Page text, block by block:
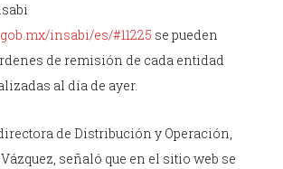
insabi/es/#11225 se pueden
de remisión de cada entidad
al día de ayer.
de Distribución y Operación,
señaló que en el sitio web se